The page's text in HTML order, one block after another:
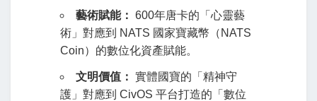
藝術賦能： 600年唐卡的「心靈藝
術」對應到 NATS 國家寶藏幣（NATS
Coin）的數位化資產賦能。
文明價值： 實體國寶的「精神守
護」對應到 CivOS 平台打造的「數位